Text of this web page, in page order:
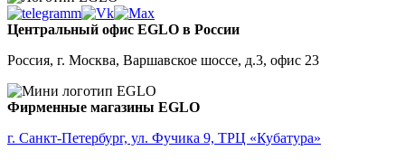
Центральный офис EGLO в России
Россия, г. Москва, Варшавское шоссе, д.3, офис 23
Фирменные магазины EGLO
г. Санкт-Петербург, ул. Фучика 9, ТРЦ «Кубатура»